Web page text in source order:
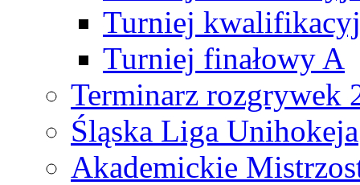
Turniej
Turniej finałowy A
Terminarz rozgrywek
Śląska Liga Unihokeja
Akademickie